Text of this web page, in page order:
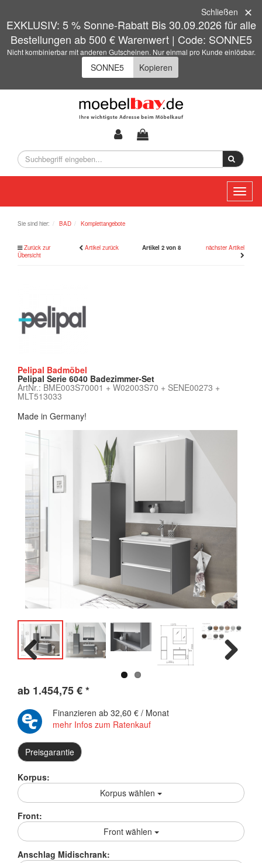
EXKLUSIV: 5 % Sonne-Rabatt Bis 30.09.2026 für alle
Bestellungen ab 500 € Warenwert | Code: SONNE5
Nicht kombinierbar mit anderen Gutscheinen. Nur einmal pro Kunde einlösbar.
Kopieren
Schließen
Sie sind hier: BAD Komplettangebote
Zurück zur
Übersicht
Artikel zurück Artikel 2 von 8 nächster Artikel
Pelipal Badmöbel
Pelipal Serie 6040 Badezimmer-Set
ArtNr.: BME003S70001 + W02003S70 + SENE00273 +
MLT513033
Made in Germany!
ab 1.454,75€*
Finanzieren ab 32,60 € / Monat
mehr Infos zum Ratenkauf
Preisgarantie
Korpus:
Korpus wählen
Front:
Front wählen
Anschlag Midischrank: